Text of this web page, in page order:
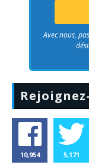
Avec nous,
10,954 5,171